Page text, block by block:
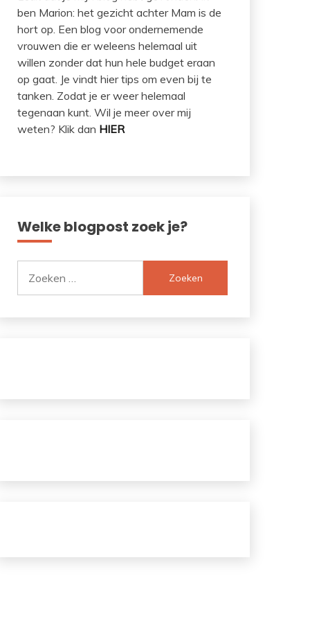
ben Marion: het gezicht achter Mam is de
hort op. Een blog voor ondernemende
vrouwen die er weleens helemaal uit
willen zonder dat hun hele budget eraan
op gaat. Je vindt hier tips om even bij te
tanken. Zodat je er weer helemaal
tegenaan kunt. Wil je meer over mij
weten? Klik dan HIER
Welke blogpost zoek je?
naar: